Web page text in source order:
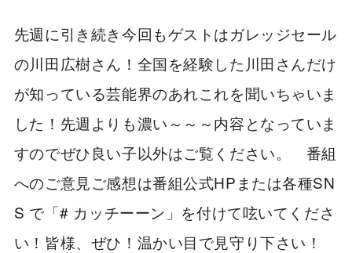
先週に引き続き今回もゲストはガレッジセール
の川田広樹さん！全国を経験した川田さんだけ
が知っている芸能界のあれこれを聞いちゃいま
した！先週よりも濃い～～～内容となっていま
すのでぜひ良い子以外はご覧ください。 番組
へのご意見ご感想は番組公式HPまたは各種SN
S で「# カッチーーン」を付けて呟いてくださ
い！皆様、ぜひ！温かい目で見守り下さい！